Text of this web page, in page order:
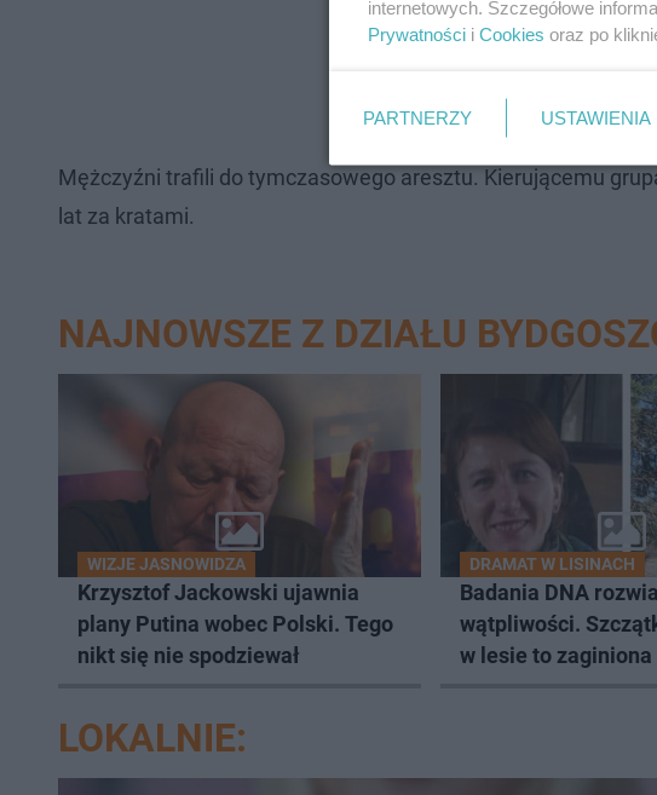
Mężczyźni trafili do tymczasowego aresztu. Kierującemu
lat za kratami.
NAJNOWSZE Z DZIAŁU
WIZJE JASNOWIDZA
Krzysztof Jackowski ujawnia
plany Putina wobec Polski. Tego
nikt się nie spodziewał
DRAMAT W LISINACH
Badania DNA
wątpliwości.
w lesie to
LOKALNIE:
internetowych. Szczegółowe
Prywatności i Cookies oraz po
PARTNERZY USTAWIENIA